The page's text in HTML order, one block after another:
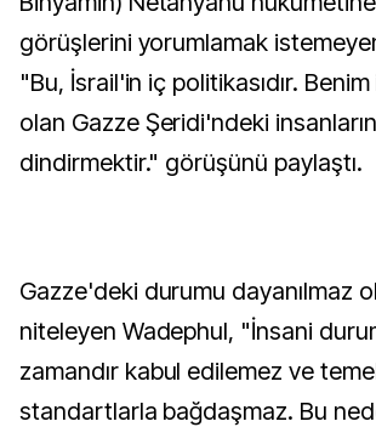
görüşlerini yorumlamak
"Bu, İsrail'in iç politikasıdır.
olan Gazze Şeridi'ndeki insanların
dindirmektir." görüşünü paylaştı.
Gazze'deki durumu dayanılmaz
niteleyen Wadephul, "İnsani
zamandır kabul edilemez ve
standartlarla bağdaşmaz. Bu